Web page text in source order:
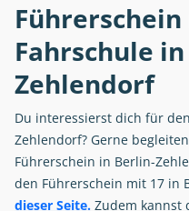
Fahrschule
Zehlendorf
Du interessierst dich für den
Zehlendorf? Gerne
Führerschein in Berlin-
den Führerschein mit 17 in
dieser Seite. Zudem kannst